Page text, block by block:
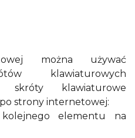
można używać
klawiaturowych
skróty klawiaturowe
strony internetowej:
elementu na